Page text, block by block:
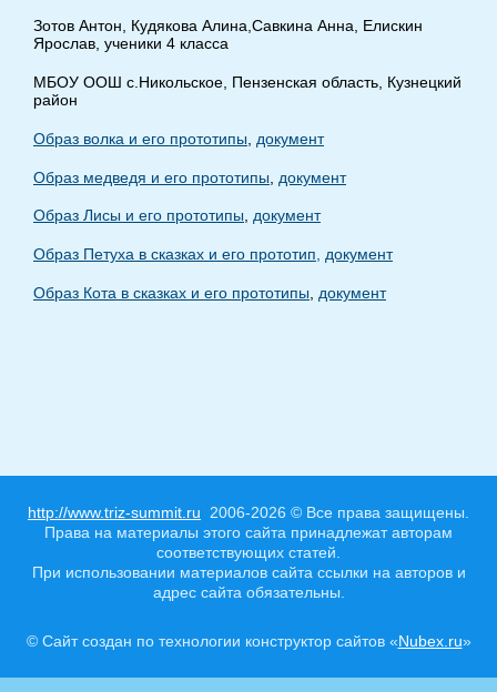
Зотов Антон, Кудякова Алина,Савкина Анна, Елискин
Ярослав, ученики 4 класса
МБОУ ООШ с.Никольское, Пензенская область, Кузнецкий
район
Образ волка и его прототипы документ
Образ медведя и его прототипы документ
Образ Лисы и его прототипы, документ
Образ Петуха в сказках и его прототип, документ
Образ Кота в сказках и его прототипы документ
http://www.triz-summit.ru 2006-2026 © Все права защищены.
Права на материалы этого сайта принадлежат авторам
соответствующих статей.
При использовании материалов сайта ссылки на авторов и
адрес сайта обязательны.
© Сайт создан по технологии конструктор сайтов «Nubex.ru»